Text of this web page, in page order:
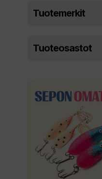
Tuotemerkit
Tuoteosastot